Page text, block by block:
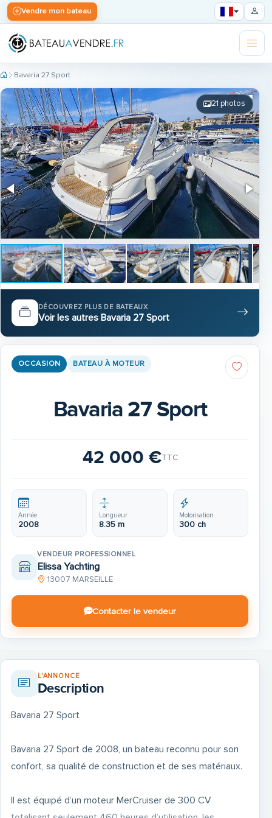
Vendre mon bateau
Bavaria 27 Sport
21 photos
DÉCOUVREZ PLUS DE BATEAUX
Voir les autres Bavaria 27 Sport
OCCASION BATEAU À MOTEUR
Bavaria 27 Sport
42 000 €TTC
Année
2008
Longueur
8.35 m
Motorisation
300 ch
VENDEUR PROFESSIONNEL
Elissa Yachting
13007 MARSEILLE
Contacter le vendeur
L'ANNONCE
Description
Bavaria 27 Sport
Bavaria 27 Sport de 2008, un bateau reconnu pour son
confort, sa qualité de construction et de ses matériaux.
Il est équipé d’un moteur MerCruiser de 300 CV